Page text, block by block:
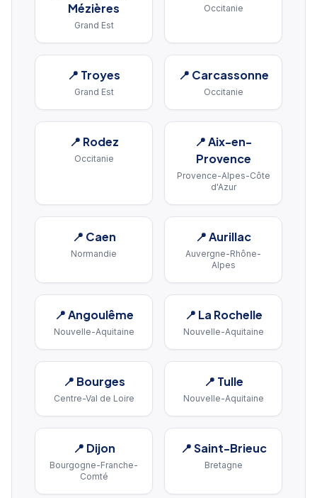
Mézières
Grand Est
Occitanie
📍 Troyes
Grand Est
📍 Carcassonne
Occitanie
📍 Rodez
Occitanie
📍Aix-en-
Provence
Provence-Alpes-Côte
d'Azur
📍 Caen
Normandie
📍Aurillac
Auvergne-Rhône-
Alpes
📍Angoulême
Nouvelle-Aquitaine
📍 La Rochelle
Nouvelle-Aquitaine
📍 Bourges
Centre-Val de Loire
📍 Tulle
Nouvelle-Aquitaine
📍 Dijon
Bourgogne-Franche-
Comté
📍Saint-Brieuc
Bretagne